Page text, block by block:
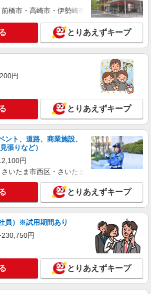
経験・能力による 【試用期間】時給 0 円 〜 0 円
■ソフトバンク販売契約社員【あま市エリア】
県あま市
詳細を見る
フトバンクショップの携帯販売スタッフ
月給 200,000円 〜 300,000円 試用期間あり 3
※経験・能力による 【試用期間】月給
円 〜 190000 円
■ソフトバンク七宝店 愛知県 あま市 七宝町桂
之堀 30‐3
詳細を見る
橋市・高崎市・伊勢崎市・太田市・館林市
とりあえずキープ
円
とりあえずキープ
ント、道路、商業施設、
張りなど）
円
いたま市西区・さいたま市岩槻区・久喜市・
とりあえずキープ
員）※試用期間あり
円
とりあえずキープ